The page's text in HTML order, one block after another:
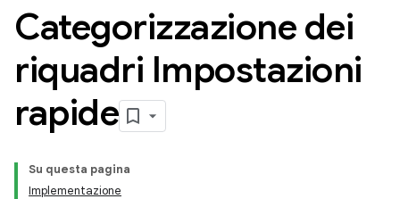
Categorizzazione dei
riquadri Impostazioni
rapide
Su questa pagina
Implementazione